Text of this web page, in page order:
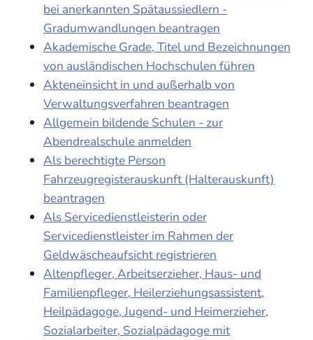
bei anerkannten Spätaussiedlern -
Gradumwandlungen beantragen
Akademische Grade, Titel und Bezeichnungen
von ausländischen Hochschulen führen
Akteneinsicht in und außerhalb von
Verwaltungsverfahren beantragen
Allgemein bildende Schulen - zur
Abendrealschule anmelden
Als berechtigte Person
Fahrzeugregisterauskunft (Halterauskunft)
beantragen
Als Servicedienstleisterin oder
Servicedienstleister im Rahmen der
Geldwäscheaufsicht registrieren
Altenpfleger, Arbeitserzieher, Haus- und
Familienpfleger, Heilerziehungsassistent,
Heilpädagoge, Jugend- und Heimerzieher,
Sozialarbeiter, Sozialpädagoge mit